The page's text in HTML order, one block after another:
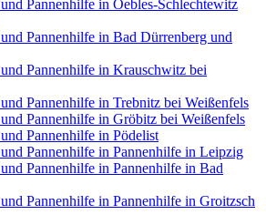
Pannenhilfe in Oebles-Schlechtewitz
Pannenhilfe in Bad Dürrenberg und
Pannenhilfe in Krauschwitz bei
Pannenhilfe in Trebnitz bei Weißenfels
Pannenhilfe in Gröbitz bei Weißenfels
Pannenhilfe in Pödelist
Pannenhilfe in Pannenhilfe in Leipzig
Pannenhilfe in Pannenhilfe in Bad
Pannenhilfe in Pannenhilfe in Groitzsch